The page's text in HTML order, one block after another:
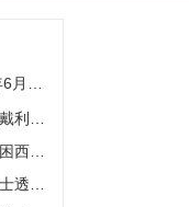
月澳
利：
西岸
透